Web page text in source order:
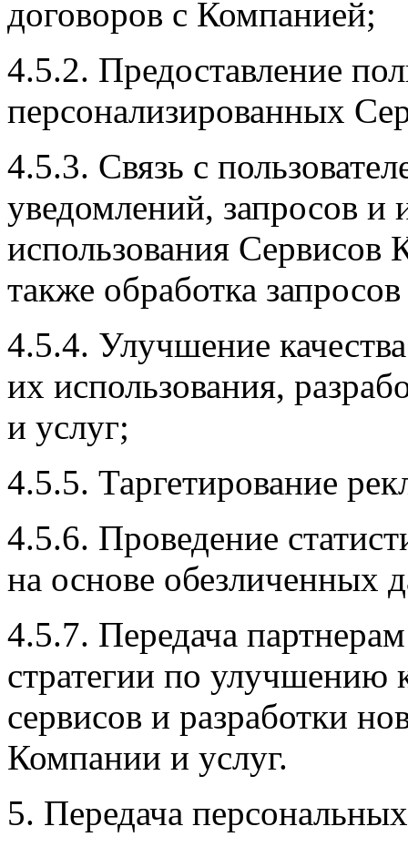
договоров с Компанией;
4.5.2. Предоставление
персонализированных
4.5.3. Связь с
уведомлений, запросов
использования Сервисов
также обработка
4.5.4. Улучшение
их использования,
и услуг;
4.5.5. Таргетирование
4.5.6. Проведение
на основе обезличенных
4.5.7. Передача
стратегии по улучшению
сервисов и разработки
Компании и услуг.
5. Передача